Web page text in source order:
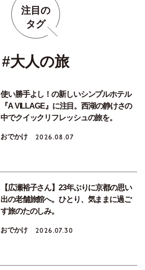
注目の
タグ
#大人の旅
使い勝手よし！の新しいシンプルホテル
『A VILLAGE』に注目。西湖の静けさの
中でクイックリフレッシュの旅を。
おでかけ 2026.08.07
【広瀬裕子さん】23年ぶりに京都の思い
出の老舗旅館へ。ひとり、気ままに過ご
す旅のたのしみ。
おでかけ 2026.07.30